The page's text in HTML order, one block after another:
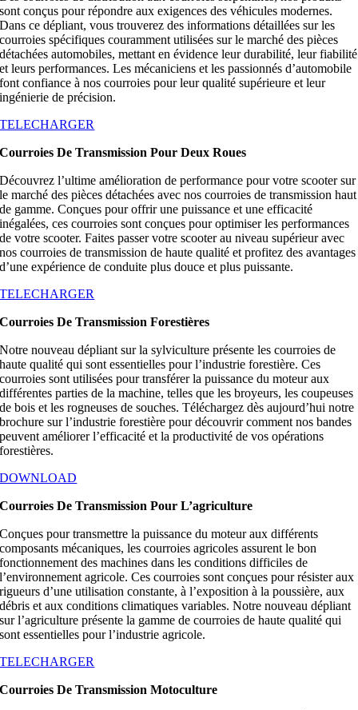
sont conçus pour répondre aux exigences des véhicules modernes.
Dans ce dépliant, vous trouverez des informations détaillées sur les
courroies spécifiques couramment utilisées sur le marché des pièces
détachées automobiles, mettant en évidence leur durabilité, leur fiabilité
et leurs performances. Les mécaniciens et les passionnés d’automobile
font confiance à nos courroies pour leur qualité supérieure et leur
ingénierie de précision.
TELECHARGER
Courroies De Transmission Pour Deux Roues
Découvrez l’ultime amélioration de performance pour votre scooter sur
le marché des pièces détachées avec nos courroies de transmission haut
de gamme. Conçues pour offrir une puissance et une efficacité
inégalées, ces courroies sont conçues pour optimiser les performances
de votre scooter. Faites passer votre scooter au niveau supérieur avec
nos courroies de transmission de haute qualité et profitez des avantages
d’une expérience de conduite plus douce et plus puissante.
TELECHARGER
Courroies De Transmission Forestières
Notre nouveau dépliant sur la sylviculture présente les courroies de
haute qualité qui sont essentielles pour l’industrie forestière. Ces
courroies sont utilisées pour transférer la puissance du moteur aux
différentes parties de la machine, telles que les broyeurs, les coupeuses
de bois et les rogneuses de souches. Téléchargez dès aujourd’hui notre
brochure sur l’industrie forestière pour découvrir comment nos bandes
peuvent améliorer l’efficacité et la productivité de vos opérations
forestières.
DOWNLOAD
Courroies De Transmission Pour L’agriculture
Conçues pour transmettre la puissance du moteur aux différents
composants mécaniques, les courroies agricoles assurent le bon
fonctionnement des machines dans les conditions difficiles de
l’environnement agricole. Ces courroies sont conçues pour résister aux
rigueurs d’une utilisation constante, à l’exposition à la poussière, aux
débris et aux conditions climatiques variables. Notre nouveau dépliant
sur l’agriculture présente la gamme de courroies de haute qualité qui
sont essentielles pour l’industrie agricole.
TELECHARGER
Courroies De Transmission Motoculture